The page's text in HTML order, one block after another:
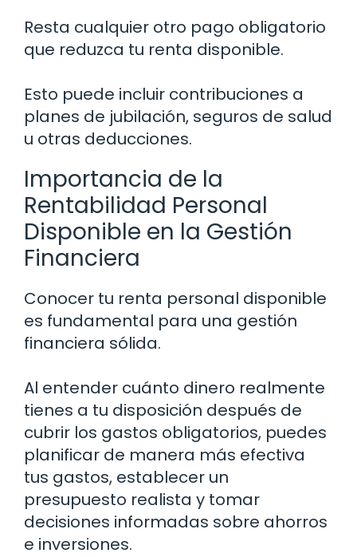
Resta cualquier otro pago obligatorio
que reduzca tu renta disponible.
Esto puede incluir contribuciones a
planes de jubilación, seguros de salud
u otras deducciones.
Importancia de la
Rentabilidad Personal
Disponible en la Gestión
Financiera
Conocer tu renta personal disponible
es fundamental para una gestión
financiera sólida.
Al entender cuánto dinero realmente
tienes a tu disposición después de
cubrir los gastos obligatorios, puedes
planificar de manera más efectiva
tus gastos, establecer un
presupuesto realista y tomar
decisiones informadas sobre ahorros
e inversiones.